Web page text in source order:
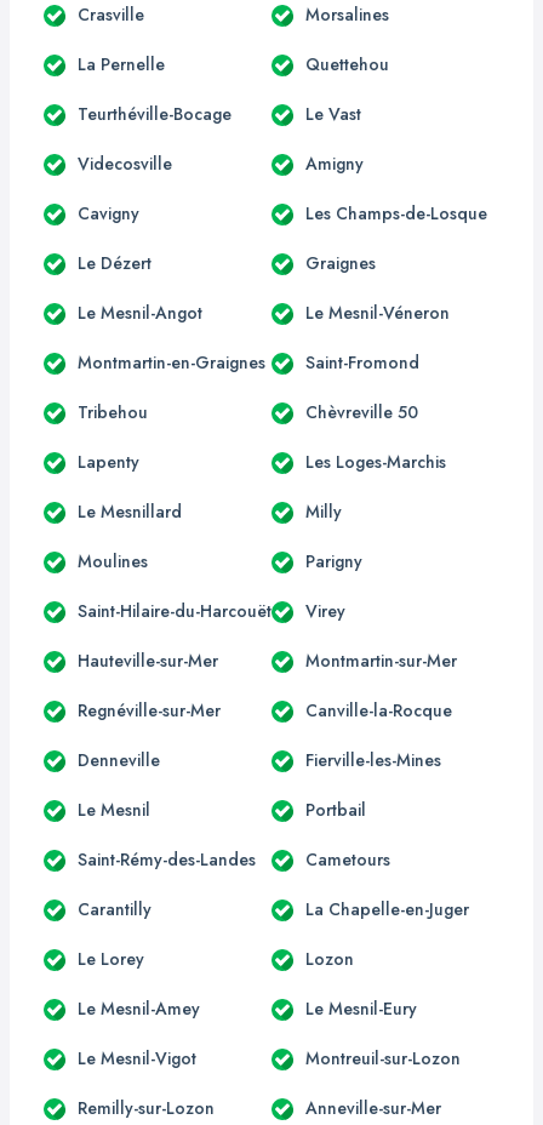
Crasville Morsalines
La Pernelle Quettehou
Teurthéville-Bocage Le Vast
Videcosville Amigny
Cavigny Les Champs-de-Losque
Le Dézert Graignes
Le Mesnil-Angot Le Mesnil-Véneron
Montmartin-en-Graignes Saint-Fromond
Tribehou Chèvreville 50
Lapenty Les Loges-Marchis
Le Mesnillard Milly
Moulines Parigny
Saint-Hilaire-du-Harcouët Virey
Hauteville-sur-Mer Montmartin-sur-Mer
Regnéville-sur-Mer Canville-la-Rocque
Denneville Fierville-les-Mines
Le Mesnil Portbail
Saint-Rémy-des-Landes Cametours
Carantilly La Chapelle-en-Juger
Le Lorey Lozon
Le Mesnil-Amey Le Mesnil-Eury
Le Mesnil-Vigot Montreuil-sur-Lozon
Remilly-sur-Lozon Anneville-sur-Mer